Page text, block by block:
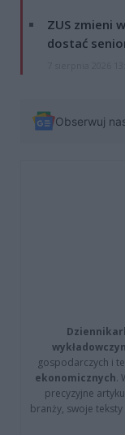
ZUS zmieni
dostać
Obserwuj
gospodarczych i
ekonomicznych.
precyzyjne
branży, swoje